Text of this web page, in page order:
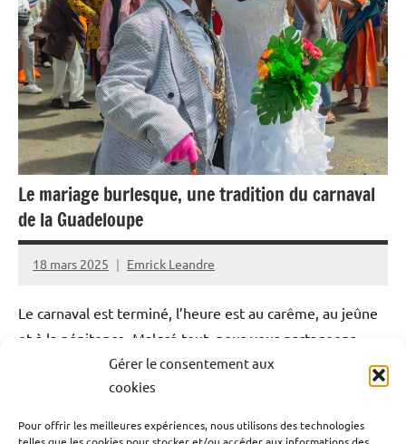
Gérer le consentement aux
cookies
Pour offrir les meilleures expériences, nous utilisons des technologies
Guyane
Justice
Martinique
Outremer
Politique
Société
Le mariage burlesque, une tradition du carnaval
de la Guadeloupe
18 mars 2025 Emrick Leandre
Le carnaval est terminé, l’heure est au carême, au jeûne
et à la pénitence. Malgré tout, nous vous partageons
notre reportage sur le mariage burlesque du Lundi gras,
véritable temps fort des jours gras en Guadeloupe. Une
depuis 14 ans. Reportage.